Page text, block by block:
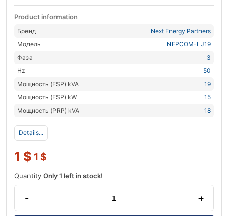
Product information
Бренд
Next Energy Partners
Модель
NEPCOM-LJ19
Фаза
3
Hz
50
Мощность (ESP) kVA
19
Мощность (ESP) kW
15
Мощность (PRP) kVA
18
Details...
1 $ 1 $
Quantity Only 1 left in stock!
- +